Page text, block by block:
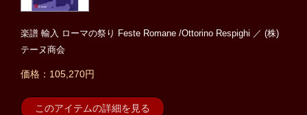
楽譜 輸入 ローマの祭り Feste Romane /Ottorino Respighi ／ (株)
テーヌ商会
価格：105,270円
このアイテムの詳細を見る